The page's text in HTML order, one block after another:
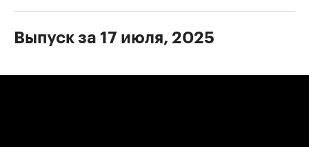
Выпуск за 17 июля, 2025